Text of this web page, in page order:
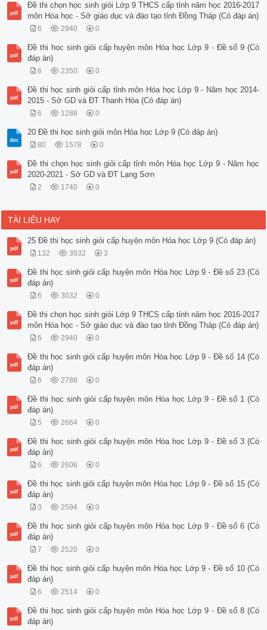
Đề thi chọn học sinh giỏi Lớp 9 THCS cấp tỉnh năm học 2016-2017
môn Hóa học - Sở giáo dục và đào tạo tỉnh Đồng Tháp (Có đáp án)
6 2940 0
Đề thi học sinh giỏi cấp huyện môn Hóa học Lớp 9 - Đề số 9 (Có
đáp án)
6 2350 0
Đề thi học sinh giỏi cấp tỉnh môn Hóa học Lớp 9 - Năm học 2014-
2015 - Sở GD và ĐT Thanh Hóa (Có đáp án)
6 1288 0
20 Đề thi học sinh giỏi môn Hóa học Lớp 9 (Có đáp án)
80 1578 0
Đề thi chọn học sinh giỏi cấp tỉnh môn Hóa học Lớp 9 - Năm học
2020-2021 - Sở GD và ĐT Lạng Sơn
2 1740 0
TÀI LIỆU HAY
25 Đề thi học sinh giỏi cấp huyện môn Hóa học Lớp 9 (Có đáp án)
132 3932 3
Đề thi học sinh giỏi cấp huyện môn Hóa học Lớp 9 - Đề số 23 (Có
đáp án)
6 3032 0
Đề thi chọn học sinh giỏi Lớp 9 THCS cấp tỉnh năm học 2016-2017
môn Hóa học - Sở giáo dục và đào tạo tỉnh Đồng Tháp (Có đáp án)
6 2940 0
Đề thi học sinh giỏi cấp huyện môn Hóa học Lớp 9 - Đề số 14 (Có
đáp án)
6 2788 0
Đề thi học sinh giỏi cấp huyện môn Hóa học Lớp 9 - Đề số 1 (Có
đáp án)
5 2664 0
Đề thi học sinh giỏi cấp huyện môn Hóa học Lớp 9 - Đề số 3 (Có
đáp án)
6 2606 0
Đề thi học sinh giỏi cấp huyện môn Hóa học Lớp 9 - Đề số 15 (Có
đáp án)
3 2594 0
Đề thi học sinh giỏi cấp huyện môn Hóa học Lớp 9 - Đề số 6 (Có
đáp án)
7 2520 0
Đề thi học sinh giỏi cấp huyện môn Hóa học Lớp 9 - Đề số 10 (Có
đáp án)
6 2514 0
Đề thi học sinh giỏi cấp huyện môn Hóa học Lớp 9 - Đề số 8 (Có
đáp án)